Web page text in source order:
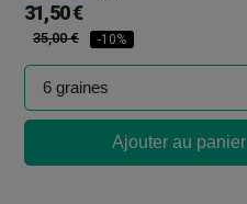
31,50 €
35,00 € -10%
Ajouter au panier